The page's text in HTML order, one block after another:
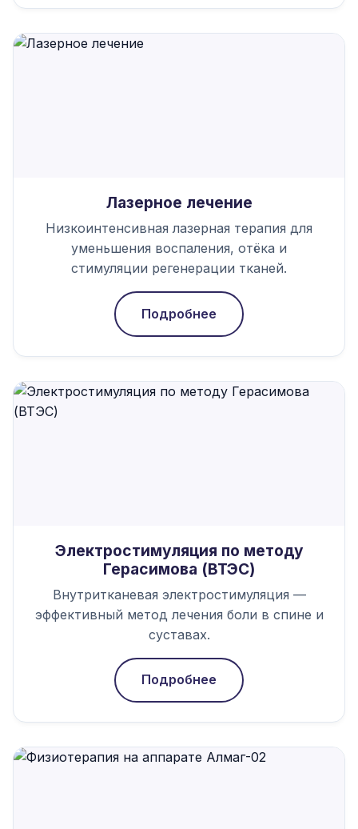
Лазерное лечение
Низкоинтенсивная лазерная терапия для
уменьшения воспаления, отёка и
стимуляции регенерации тканей.
Подробнее
Электростимуляция по методу
Герасимова (ВТЭС)
Внутритканевая электростимуляция —
эффективный метод лечения боли в спине и
суставах.
Подробнее